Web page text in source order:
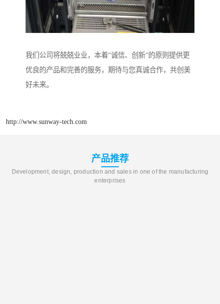
我们公司将兢兢业业，本着“诚信、创新”的原则提供更
优良的产品和完善的服务，期待与您真诚合作，共创美
好未来。
http://www.sunway-tech.com
产品推荐
Development, design, production and sales in one of the manufacturing
enterprises